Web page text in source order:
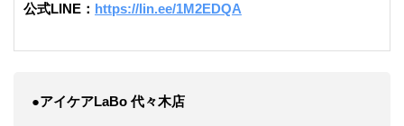
公式LINE： https://lin.ee/1M2EDQA
●アイケアLaBo 代々木店